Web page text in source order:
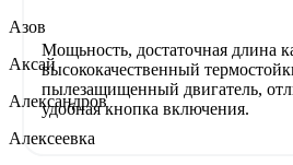
Мощьность, достаточная длина
высококачественный
пылезащищенный двигатель,
удобная кнопка включения.
Азов
Аксай
Александров
Алексеевка